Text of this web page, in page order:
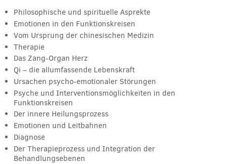
Philosophische und spirituelle Asprekte
Emotionen in den Funktionskreisen
Vom Ursprung der chinesischen Medizin
Therapie
Das Zang-Organ Herz
Qi – die allumfassende Lebenskraft
Ursachen psycho-emotionaler Störungen
Psyche und Interventionsmöglichkeiten in den
Funktionskreisen
Der innere Heilungsprozess
Emotionen und Leitbahnen
Diagnose
Der Therapieprozess und Integration der
Behandlungsebenen